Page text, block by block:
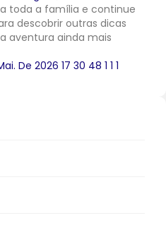
toda a família e continue
descobrir outras dicas
aventura ainda mais